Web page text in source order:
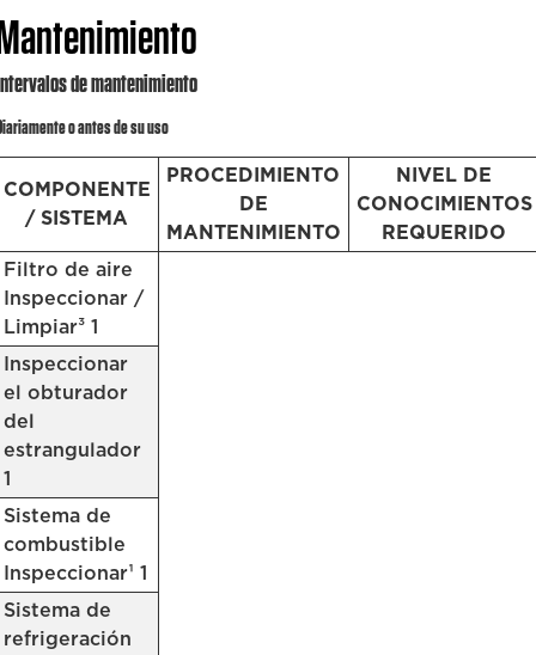
de mantenimiento
o antes de su uso
COMPONENTE
/ SISTEMA
PROCEDIMIENTO
DE
MANTENIMIENTO
NIVEL DE
CONOCIMIENTOS
REQUERIDO
Filtro de aire
Inspeccionar /
Limpiar³ 1
Inspeccionar
el obturador
del
estrangulador
1
Sistema de
combustible
Inspeccionar¹ 1
Sistema de
refrigeración